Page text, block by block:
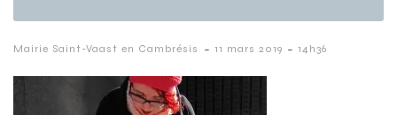
Mairie Saint-Vaast en Cambrésis - 11 mars 2019 - 14h36